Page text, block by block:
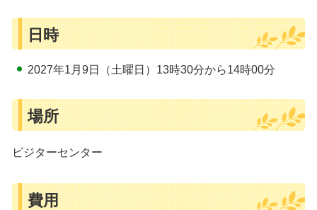
日時
2027年1月9日（土曜日）13時30分から14時00分
場所
ビジターセンター
費用